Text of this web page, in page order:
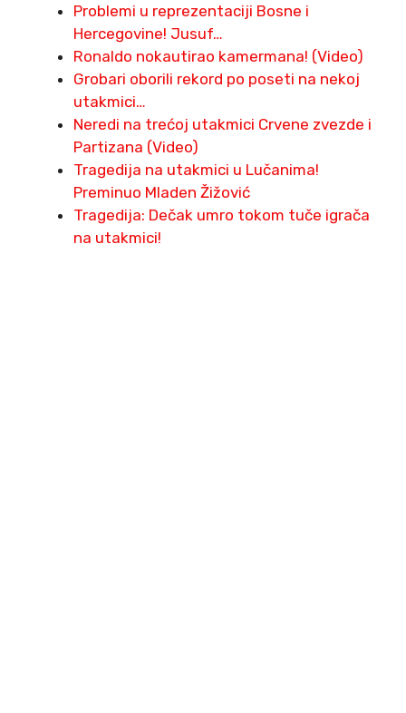
Problemi u reprezentaciji Bosne i
Hercegovine! Jusuf…
Ronaldo nokautirao kamermana! (Video)
Grobari oborili rekord po poseti na nekoj
utakmici…
Neredi na trećoj utakmici Crvene zvezde i
Partizana (Video)
Tragedija na utakmici u Lučanima!
Preminuo Mladen Žižović
Tragedija: Dečak umro tokom tuče igrača
na utakmici!